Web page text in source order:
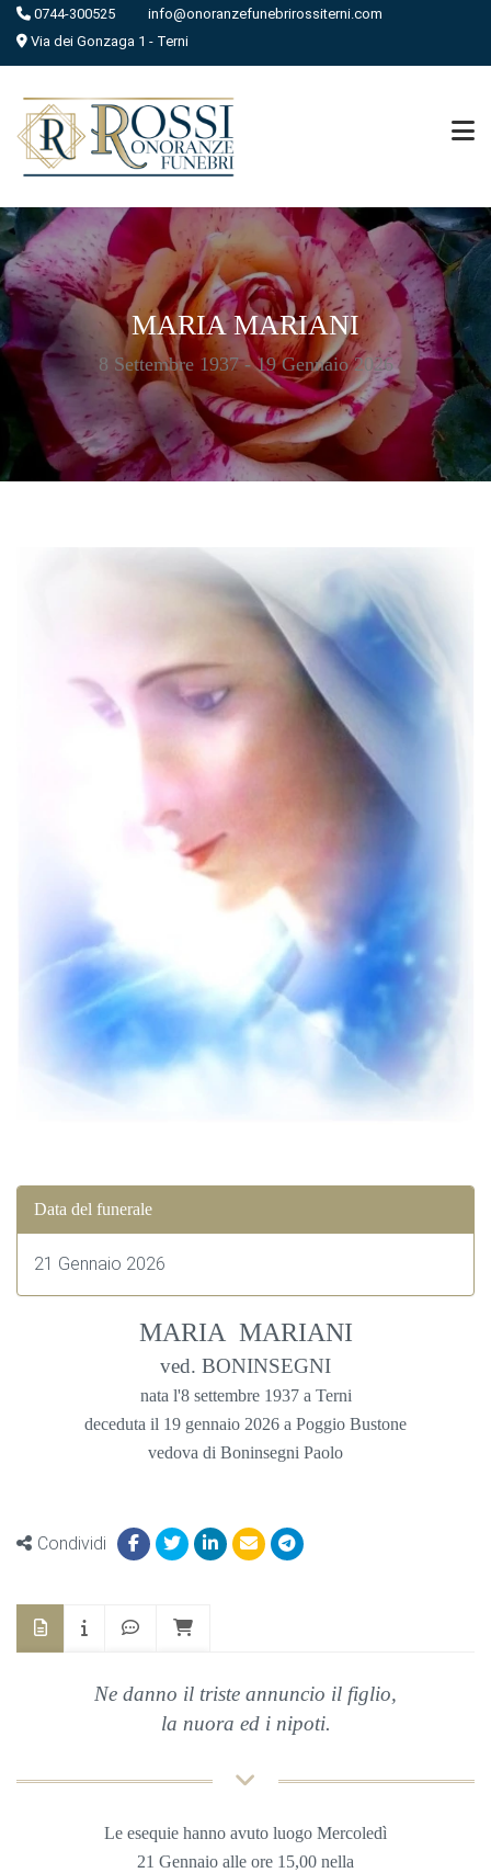
0744-300525
info@onoranzefunebrirossiterni.com
Via dei Gonzaga 1 - Terni
MARIA MARIANI
8 Settembre 1937 - 19 Gennaio 2026
Data del funerale
21 Gennaio 2026
MARIA MARIANI
ved. BONINSEGNI
nata l'8 settembre 1937 a Terni
deceduta il 19 gennaio 2026 a Poggio Bustone
vedova di Boninsegni Paolo
Condividi
Ne danno il triste annuncio il figlio,
la nuora ed i nipoti.
Le esequie hanno avuto luogo Mercoledì
21 Gennaio alle ore 15,00 nella